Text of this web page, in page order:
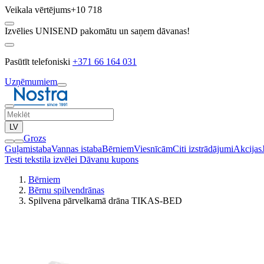
Veikala vērtējums+10 718
Izvēlies UNISEND pakomātu un saņem dāvanas!
Pasūtīt telefoniski +371 66 164 031
Uzņēmumiem
LV
Grozs
GuļamistabaVannas istabaBērniemViesnīcāmCiti izstrādājumiAkcijas
Testi tekstila izvēlei Dāvanu kupons
Bērniem
Bērnu spilvendrānas
Spilvena pārvelkamā drāna TIKAS-BED